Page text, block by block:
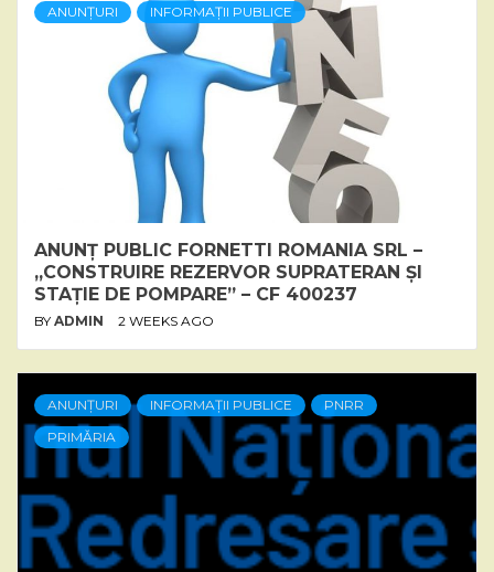
ANUNȚURI INFORMAȚII PUBLICE
ANUNȚ PUBLIC FORNETTI ROMANIA SRL –
„CONSTRUIRE REZERVOR SUPRATERAN ȘI
STAȚIE DE POMPARE” – CF 400237
BY ADMIN 2 WEEKS AGO
ANUNȚURI INFORMAȚII PUBLICE
PNRR
PRIMĂRIA